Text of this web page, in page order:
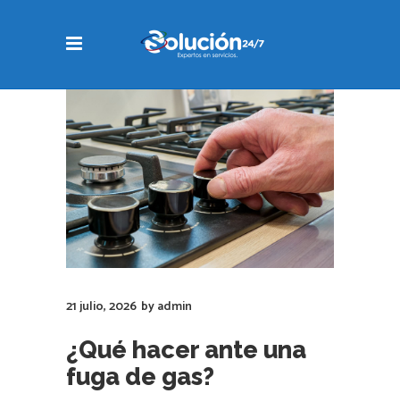
21 julio, 2026 byadmin
¿Qué hacer ante una
fuga de gas?